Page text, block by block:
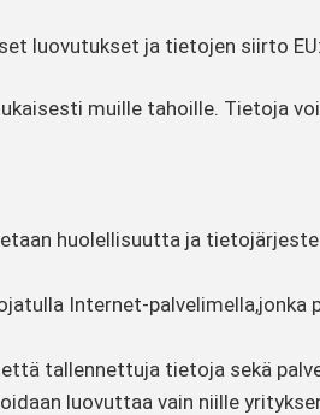
luovutukset ja tietojen siirto
muille tahoille. Tietoja
huolellisuutta ja
Internet-
tallennettuja tietoja sekä
luovuttaa vain niille